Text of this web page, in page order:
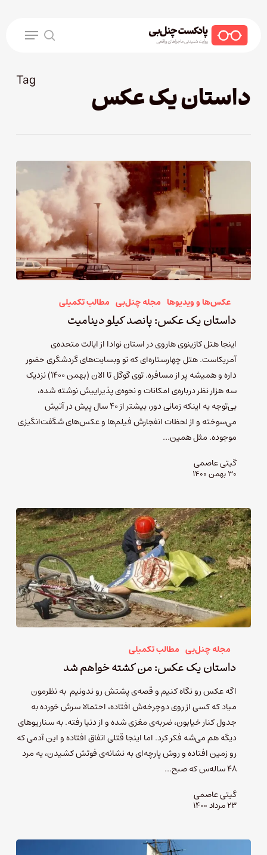
search
Menu
Tag
داستان یک عکس
عکس‌ها و ویدیوها مجله چنل‌بی مطالب تکمیلی
داستان یک عکس: پانصد کیلو دینامیت
اینجا هتل کازینوی هاروی در استان نوادا از ایالت متحده‌ی
آمریکاست. هتل چهارستاره‌ای که تو وبسایت‌های گردشگری حضور
داره و همیشه پر از مسافره. توی گوگل تا الان (بهمن ۱۴۰۰) نزدیک
سه هزار نظر درباره‌ی امکانات و نحوه‌ی پذیراییش نوشته شده،
بی‌توجه به اینکه زمانی دور، بیشتر از ۴۰ سال پیش در آتیش
می‌سوخته و از لحظات انفجارش فیلم‌ها و عکس‌های شگفت‌انگیزی
موجوده. مثل همین…
گیتی عاصمی
۳۰ بهمن ۱۴۰۰
مجله چنل‌بی مطالب تکمیلی
داستان یک عکس: من کشته خواهم شد
اگه عکس رو نگاه کنیم و قصه‌ی پشتش رو ندونیم به نظرمون
میاد که کسی از روی دوچرخه‌ش افتاده، احتمالا سرش خورده به
جدول کنار خیابون، ضربه‌ی مغزی شده و از دنیا رفته. به سناریوهای
دیگه هم می‌شه فکر کرد. اما اینجا قتلی اتفاق افتاده و این آدمی که
رو زمین افتاده و روش پارچه‌ای به نشانه‌ی فوتش کشیدن، یه مرد
۴۸ ساله‌س که صبح…
گیتی عاصمی
۲۳ مرداد ۱۴۰۰